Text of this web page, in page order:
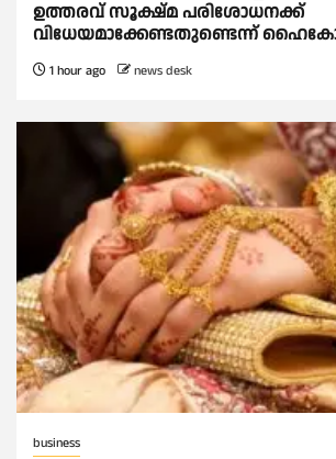
ഉത്തരവ് സൂക്ഷ്മ പരിശോധനക്ക്
വിധേയമാക്കേണ്ടതുണ്ടെന്ന്
1 hour ago news desk
business